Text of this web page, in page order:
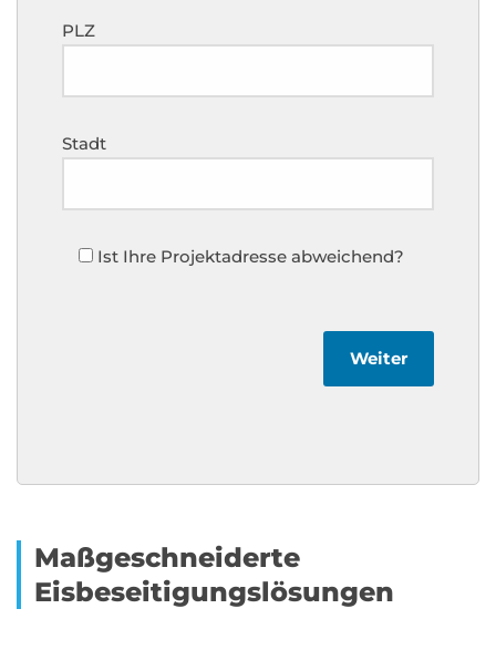
PLZ
Stadt
Ist Ihre Projektadresse abweichend?
Weiter
Maßgeschneiderte
Eisbeseitigungslösungen